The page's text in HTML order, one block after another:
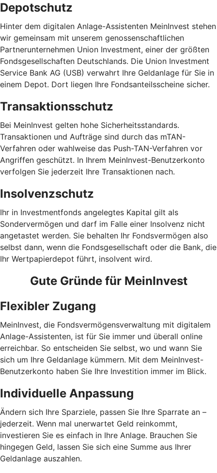
Depotschutz
Hinter dem digitalen Anlage-Assistenten MeinInvest stehen
wir gemeinsam mit unserem genossenschaftlichen
Partnerunternehmen Union Investment, einer der größten
Fondsgesellschaften Deutschlands. Die Union Investment
Service Bank AG (USB) verwahrt Ihre Geldanlage für Sie in
einem Depot. Dort liegen Ihre Fondsanteilsscheine sicher.
Transaktionsschutz
Bei MeinInvest gelten hohe Sicherheitsstandards.
Transaktionen und Aufträge sind durch das mTAN-
Verfahren oder wahlweise das Push-TAN-Verfahren vor
Angriffen geschützt. In Ihrem MeinInvest-Benutzerkonto
verfolgen Sie jederzeit Ihre Transaktionen nach.
Insolvenzschutz
Ihr in Investmentfonds angelegtes Kapital gilt als
Sondervermögen und darf im Falle einer Insolvenz nicht
angetastet werden. Sie behalten Ihr Fondsvermögen also
selbst dann, wenn die Fondsgesellschaft oder die Bank, die
Ihr Wertpapierdepot führt, insolvent wird.
Gute Gründe für MeinInvest
Flexibler Zugang
MeinInvest, die Fondsvermögensverwaltung mit digitalem
Anlage-Assistenten, ist für Sie immer und überall online
erreichbar. So entscheiden Sie selbst, wo und wann Sie
sich um Ihre Geldanlage kümmern. Mit dem MeinInvest-
Benutzerkonto haben Sie Ihre Investition immer im Blick.
Individuelle Anpassung
Ändern sich Ihre Sparziele, passen Sie Ihre Sparrate an –
jederzeit. Wenn mal unerwartet Geld reinkommt,
investieren Sie es einfach in Ihre Anlage. Brauchen Sie
hingegen Geld, lassen Sie sich eine Summe aus Ihrer
Geldanlage auszahlen.